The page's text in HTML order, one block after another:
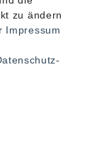
zu ändern
Impressum